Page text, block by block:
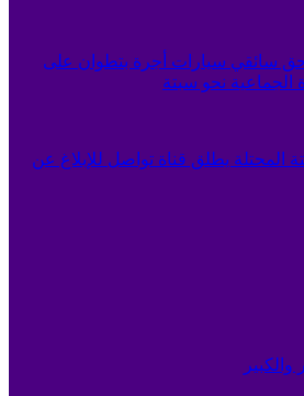
سائقي سيارات أجرة بتطوان على
الجماعية نحو سبتة
المحتلة يطلق قناة تواصل للإبلاغ عن